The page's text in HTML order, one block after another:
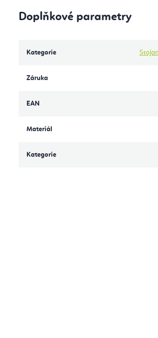
Doplňkové parametry
Kategorie
Záruka
EAN
Materiál
Kategorie